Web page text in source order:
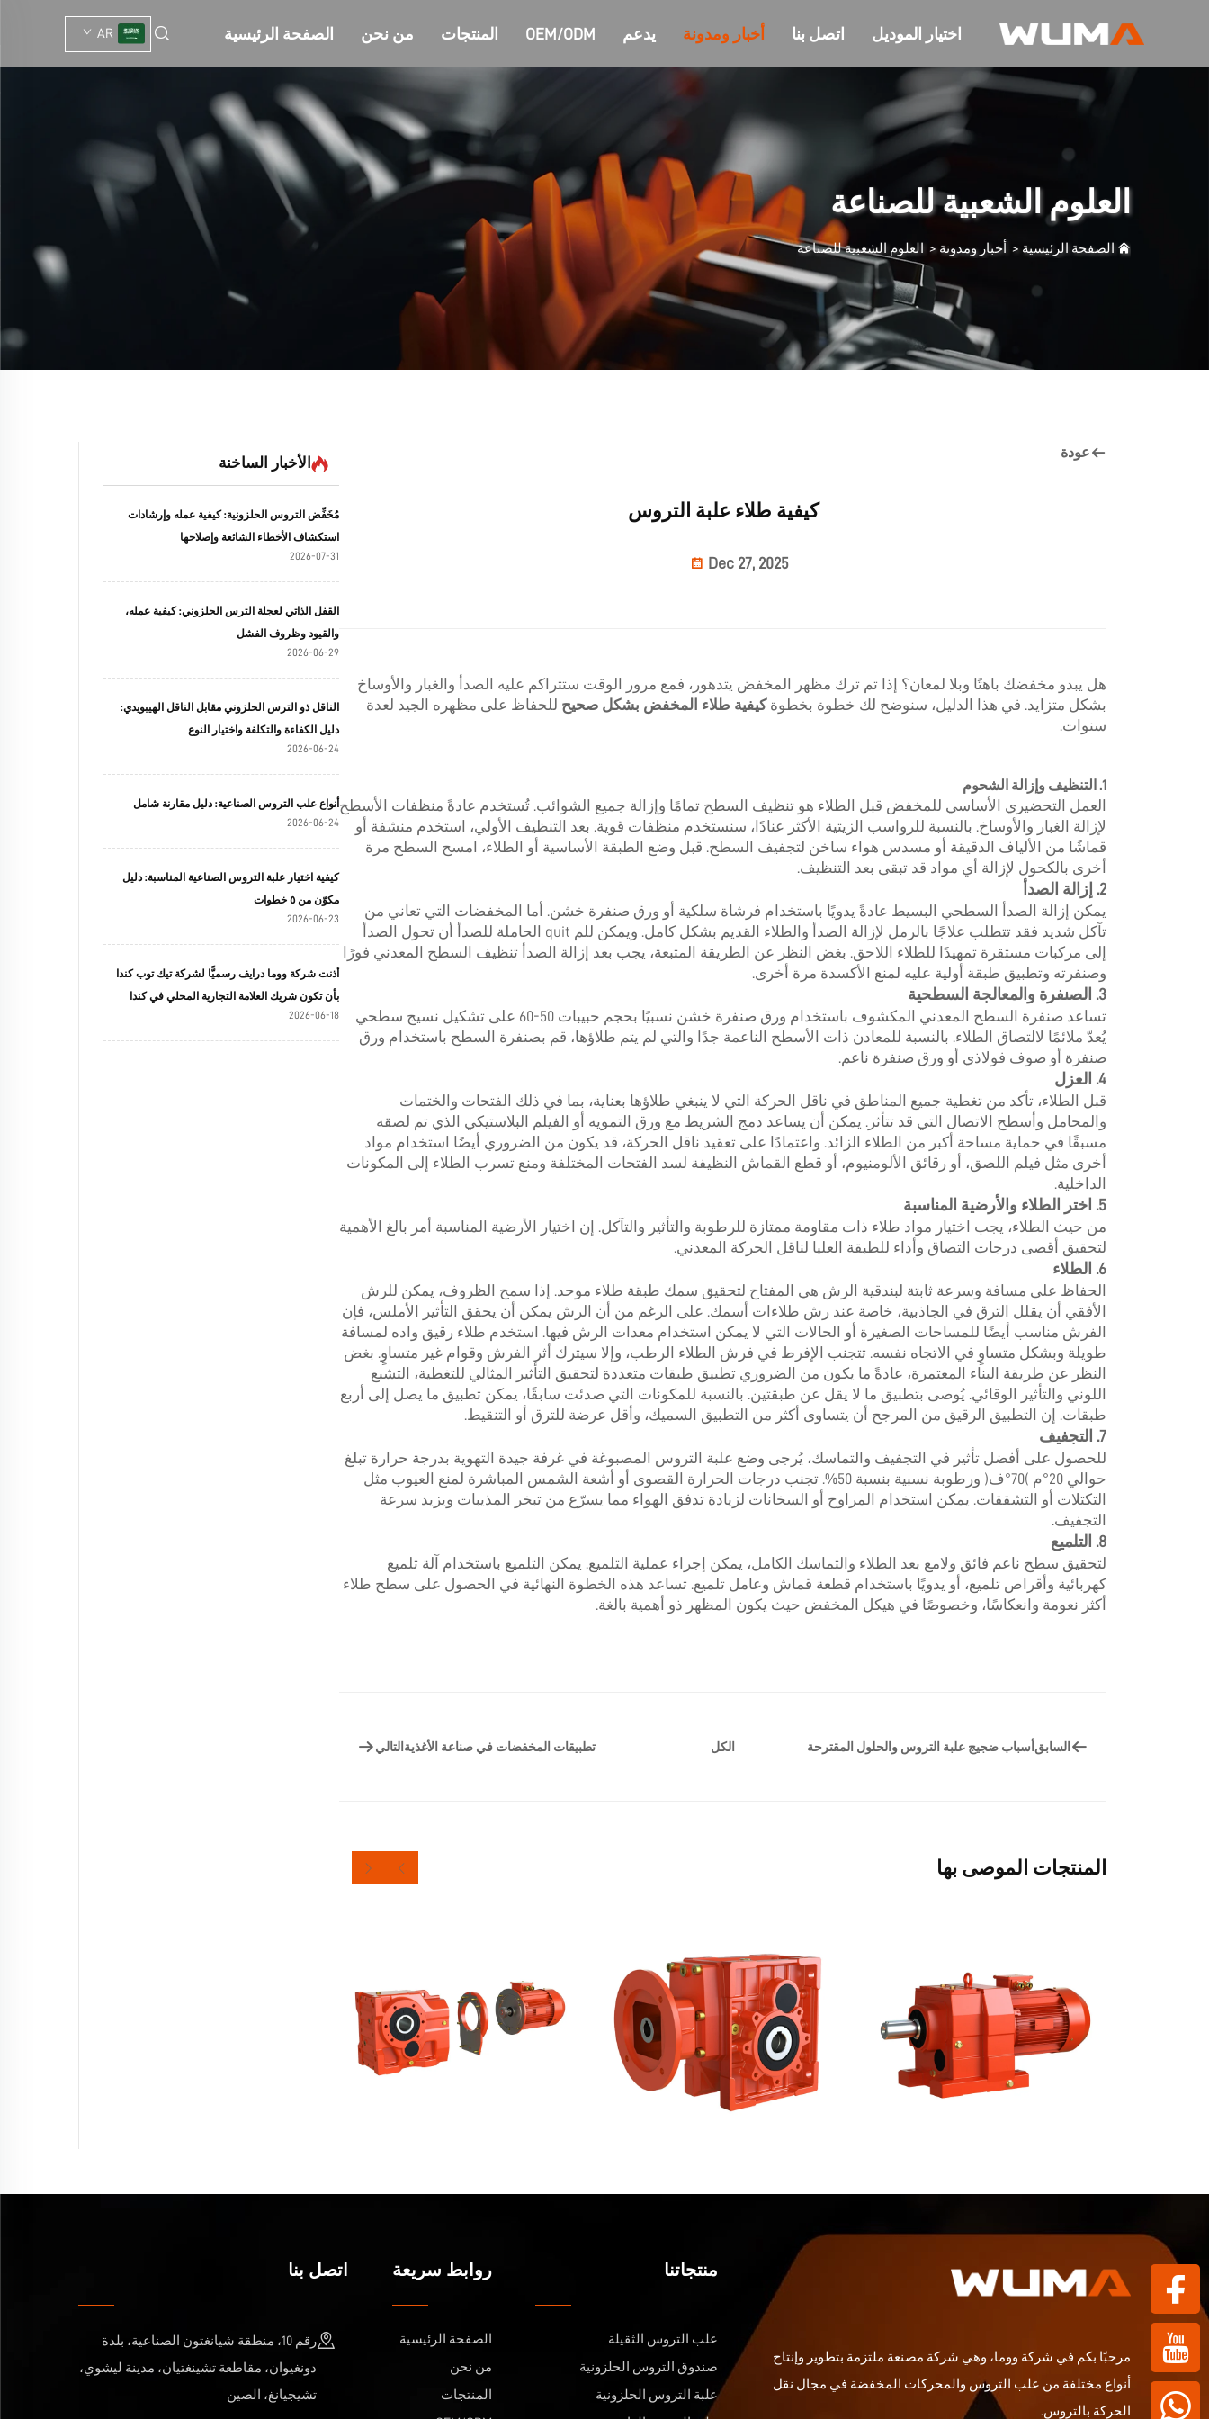
الصفحة الرئيسية من نحن المنتجات OEM/ODM يدعم أخبار ومدونة اتصل بنا اختيار الموديل AR
العلوم الشعبية للصناعة
الصفحة الرئيسية > أخبار ومدونة > العلوم الشعبية للصناعة
عودة
كيفية طلاء علبة التروس
Dec 27, 2025
هل يبدو مخفضك باهتًا وبلا لمعان؟ إذا تم ترك مظهر المخفض يتدهور، فمع مرور الوقت ستتراكم عليه الصدأ والغبار والأوساخ
بشكل متزايد. في هذا الدليل، سنوضح لك خطوة بخطوةكيفية طلاء المخفض بشكل صحيح للحفاظ على مظهره الجيد لعدة
سنوات.
1. التنظيف وإزالة الشحوم
العمل التحضيري الأساسي للمخفض قبل الطلاء هو تنظيف السطح تمامًا وإزالة جميع الشوائب. تُستخدم عادةً منظفات الأسطح
لإزالة الغبار والأوساخ. بالنسبة للرواسب الزيتية الأكثر عنادًا، سنستخدم منظفات قوية. بعد التنظيف الأولي، استخدم منشفة أو
قماشًا من الألياف الدقيقة أو مسدس هواء ساخن لتجفيف السطح. قبل وضع الطبقة الأساسية أو الطلاء، امسح السطح مرة
أخرى بالكحول لإزالة أي مواد قد تبقى بعد التنظيف.
2. إزالة الصدأ
يمكن إزالة الصدأ السطحي البسيط عادةً يدويًا باستخدام فرشاة سلكية أو ورق صنفرة خشن. أما المخفضات التي تعاني من
تآكل شديد فقد تتطلب علاجًا بالرمل لإزالة الصدأ والطلاء القديم بشكل كامل. ويمكن للم quit الحاملة للصدأ أن تحول الصدأ
إلى مركبات مستقرة تمهيدًا للطلاء اللاحق. بغض النظر عن الطريقة المتبعة، يجب بعد إزالة الصدأ تنظيف السطح المعدني فورًا
وصنفرته وتطبيق طبقة أولية عليه لمنع الأكسدة مرة أخرى.
3. الصنفرة والمعالجة السطحية
تساعد صنفرة السطح المعدني المكشوف باستخدام ورق صنفرة خشن نسبيًا بحجم حبيبات 50-60 على تشكيل نسيج سطحي
يُعدّ ملائمًا لالتصاق الطلاء. بالنسبة للمعادن ذات الأسطح الناعمة جدًا والتي لم يتم طلاؤها، قم بصنفرة السطح باستخدام ورق
صنفرة أو صوف فولاذي أو ورق صنفرة ناعم.
4. العزل
قبل الطلاء، تأكد من تغطية جميع المناطق في ناقل الحركة التي لا ينبغي طلاؤها بعناية، بما في ذلك الفتحات والختمات
والمحامل وأسطح الاتصال التي قد تتأثر. يمكن أن يساعد دمج الشريط مع ورق التمويه أو الفيلم البلاستيكي الذي تم لصقه
مسبقًا في حماية مساحة أكبر من الطلاء الزائد. واعتمادًا على تعقيد ناقل الحركة، قد يكون من الضروري أيضًا استخدام مواد
أخرى مثل فيلم اللصق، أو رقائق الألومنيوم، أو قطع القماش النظيفة لسد الفتحات المختلفة ومنع تسرب الطلاء إلى المكونات
الداخلية.
5. اختر الطلاء والأرضية المناسبة
من حيث الطلاء، يجب اختيار مواد طلاء ذات مقاومة ممتازة للرطوبة والتأثير والتآكل. إن اختيار الأرضية المناسبة أمر بالغ الأهمية
لتحقيق أقصى درجات التصاق وأداء للطبقة العليا لناقل الحركة المعدني.
6. الطلاء
الحفاظ على مسافة وسرعة ثابتة لبندقية الرش هي المفتاح لتحقيق سمك طبقة طلاء موحد. إذا سمح الظروف، يمكن للرش
الأفقي أن يقلل الترق في الجاذبية، خاصة عند رش طلاءات أسمك. على الرغم من أن الرش يمكن أن يحقق التأثير الأملس، فإن
الفرش مناسب أيضًا للمساحات الصغيرة أو الحالات التي لا يمكن استخدام معدات الرش فيها. استخدم طلاء رقيق واده لمسافة
طويلة وبشكل متساوٍ في الاتجاه نفسه. تتجنب الإفرط في فرش الطلاء الرطب، وإلا سيترك أثر الفرش وقوام غير متساوٍ. بغض
النظر عن طريقة البناء المعتمرة، عادةً ما يكون من الضروري تطبيق طبقات متعددة لتحقيق التأثير المثالي للتغطية، التشبع
اللوني والتأثير الوقائي. يُوصى بتطبيق ما لا يقل عن طبقتين. بالنسبة للمكونات التي صدئت سابقًا، يمكن تطبيق ما يصل إلى أربع
طبقات. إن التطبيق الرقيق من المرجح أن يتساوى أكثر من التطبيق السميك، وأقل عرضة للترق أو التنقيط.
7. التجفيف
للحصول على أفضل تأثير في التجفيف والتماسك، يُرجى وضع علبة التروس المصبوغة في غرفة جيدة التهوية بدرجة حرارة تبلغ
حوالي 20°م (70°ف) ورطوبة نسبية بنسبة 50%. تجنب درجات الحرارة القصوى أو أشعة الشمس المباشرة لمنع العيوب مثل
التكتلات أو التشققات. يمكن استخدام المراوح أو السخانات لزيادة تدفق الهواء مما يسرّع من تبخر المذيبات ويزيد سرعة
التجفيف.
8. التلميع
لتحقيق سطح ناعم فائق ولامع بعد الطلاء والتماسك الكامل، يمكن إجراء عملية التلميع. يمكن التلميع باستخدام آلة تلميع
كهربائية وأقراص تلميع، أو يدويًا باستخدام قطعة قماش وعامل تلميع. تساعد هذه الخطوة النهائية في الحصول على سطح طلاء
أكثر نعومة وانعكاسًا، وخصوصًا في هيكل المخفض حيث يكون المظهر ذو أهمية بالغة.
السابق أسباب ضجيج علبة التروس والحلول المقترحة الكل تطبيقات المخفضات في صناعة الأغذية التالي
المنتجات الموصى بها
الأخبار الساخنة
مُخَفِّض التروس الحلزونية: كيفية عمله وإرشادات
استكشاف الأخطاء الشائعة وإصلاحها
2026-07-31
القفل الذاتي لعجلة الترس الحلزوني: كيفية عمله،
والقيود وظروف الفشل
2026-06-29
الناقل ذو الترس الحلزوني مقابل الناقل الهيبويدي:
دليل الكفاءة والتكلفة واختيار النوع
2026-06-24
أنواع علب التروس الصناعية: دليل مقارنة شامل
2026-06-24
كيفية اختيار علبة التروس الصناعية المناسبة: دليل
مكوّن من ٥ خطوات
2026-06-23
أذنت شركة ووما درايف رسميًّا لشركة تيك توب كندا
بأن تكون شريك العلامة التجارية المحلي في كندا
2026-06-18
مرحبًا بكم في شركة ووما، وهي شركة مصنعة ملتزمة بتطوير وإنتاج
أنواع مختلفة من علب التروس والمحركات المخفضة في مجال نقل
الحركة بالتروس.
منتجاتنا
علب التروس الثقيلة
صندوق التروس الحلزونية
علبة التروس الحلزونية
روابط سريعة
الصفحة الرئيسية
من نحن
المنتجات
اتصل بنا
رقم 10، منطقة شيانغتون الصناعية، بلدة
دونغيوان، مقاطعة تشينغتيان، مدينة ليشوي،
تشيجيانغ، الصين